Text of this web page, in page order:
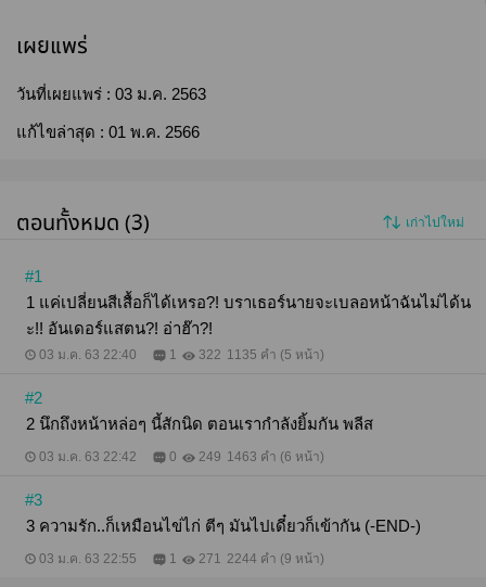
เผยแพร่
วันที่เผยแพร่ : 03 ม.ค. 2563
แก้ไขล่าสุด : 01 พ.ค. 2566
ตอนทั้งหมด (3) เก่าไปใหม่
#1
1 แค่เปลี่ยนสีเสื้อก็ได้เหรอ?! บราเธอร์นายจะเบลอหน้าฉันไม่ได้น
ะ!! อันเดอร์แสตน?! อ่าฮ๊า?!
03 ม.ค. 63 22:40 1 322 1135 คำ (5 หน้า)
#2
2 นึกถึงหน้าหล่อๆ นี้สักนิด ตอนเรากำลังยิ้มกัน พลีส
03 ม.ค. 63 22:42 0 249 1463 คำ (6 หน้า)
#3
3 ความรัก..ก็เหมือนไข่ไก่ ตีๆ มันไปเดี๋ยวก็เข้ากัน (-END-)
03 ม.ค. 63 22:55 1 271 2244 คำ (9 หน้า)